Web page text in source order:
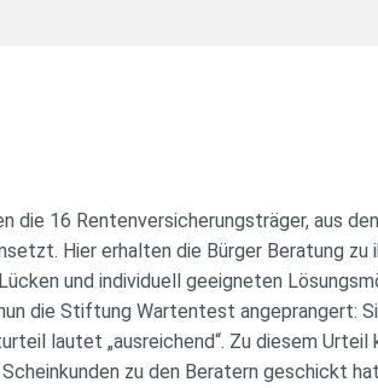
16 Rentenversicherungsträger, aus
Hier erhalten die Bürger Beratung
und individuell geeigneten
die Stiftung Wartentest angeprangert:
lautet „ausreichend“. Zu diesem Urteil
zu den Beratern geschickt